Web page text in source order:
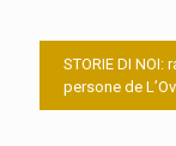
STORIE DI
persone de